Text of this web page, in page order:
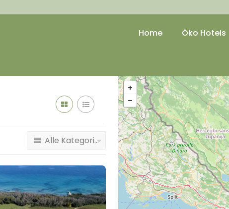
Home Öko Hotels
Alle Kategorien